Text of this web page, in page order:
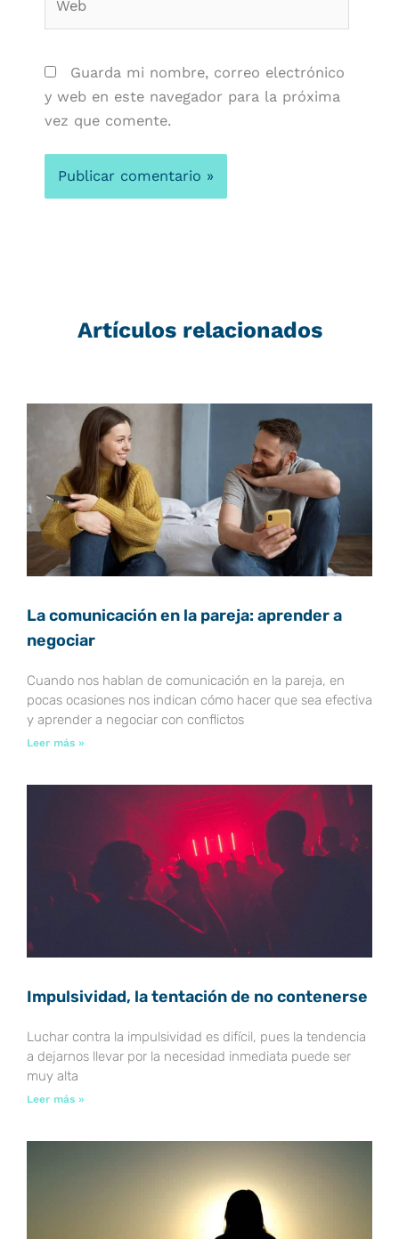
Guarda mi nombre, correo electrónico
y web en este navegador para la próxima
vez que comente.
Artículos relacionados
La comunicación en la pareja: aprender a
negociar
Cuando nos hablan de comunicación en la pareja, en
pocas ocasiones nos indican cómo hacer que sea efectiva
y aprender a negociar con conflictos
Leer más »
Impulsividad, la tentación de no contenerse
Luchar contra la impulsividad es difícil, pues la tendencia
a dejarnos llevar por la necesidad inmediata puede ser
muy alta
Leer más »